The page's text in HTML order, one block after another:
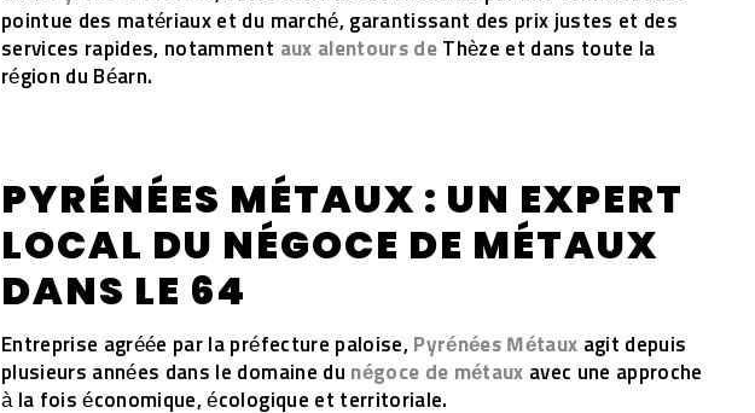
pointue des matériaux et du marché, garantissant des prix justes et des
services rapides, notamment aux alentours de Thèze et dans toute la
région du Béarn.
PYRÉNÉES MÉTAUX : UN EXPERT
LOCAL DU NÉGOCE DE MÉTAUX
DANS LE 64
Entreprise agréée par la préfecture paloise, Pyrénées Métaux agit depuis
plusieurs années dans le domaine du négoce de métaux avec une approche
à la fois économique, écologique et territoriale.